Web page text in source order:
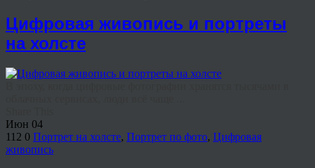
Цифровая живопись и портреты
на холсте
Июн 04
112 0 Портрет на холсте, Портрет по фото, Цифровая
живопись